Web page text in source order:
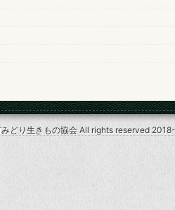
どり生きもの協会 All rights reserved 2018-